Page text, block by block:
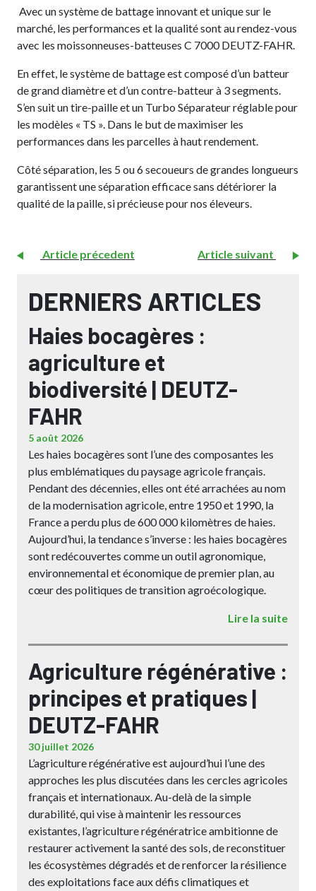
Avec un système de battage innovant et unique sur le
marché, les performances et la qualité sont au rendez-vous
avec les moissonneuses-batteuses C 7000 DEUTZ-FAHR.
En effet, le système de battage est composé d’un batteur
de grand diamètre et d’un contre-batteur à 3 segments.
S’en suit un tire-paille et un Turbo Séparateur réglable pour
les modèles « TS ». Dans le but de maximiser les
performances dans les parcelles à haut rendement.
Côté séparation, les 5 ou 6 secoueurs de grandes longueurs
garantissent une séparation efficace sans détériorer la
qualité de la paille, si précieuse pour nos éleveurs.
Article précedent Article suivant
DERNIERS ARTICLES
Haies bocagères :
agriculture et
biodiversité | DEUTZ-
FAHR
5 août 2026
Les haies bocagères sont l’une des composantes les
plus emblématiques du paysage agricole français.
Pendant des décennies, elles ont été arrachées au nom
de la modernisation agricole, entre 1950 et 1990, la
France a perdu plus de 600 000 kilomètres de haies.
Aujourd’hui, la tendance s’inverse : les haies bocagères
sont redécouvertes comme un outil agronomique,
environnemental et économique de premier plan, au
cœur des politiques de transition agroécologique.
Lire la suite
Agriculture régénérative :
principes et pratiques |
DEUTZ-FAHR
30 juillet 2026
L’agriculture régénérative est aujourd’hui l’une des
approches les plus discutées dans les cercles agricoles
français et internationaux. Au-delà de la simple
durabilité, qui vise à maintenir les ressources
existantes, l’agriculture régénératrice ambitionne de
restaurer activement la santé des sols, de reconstituer
les écosystèmes dégradés et de renforcer la résilience
des exploitations face aux défis climatiques et